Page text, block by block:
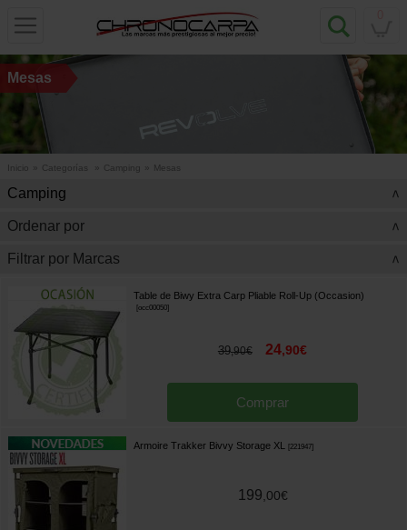
Mesas
Inicio Categorías Camping Mesas
Camping >
Ordenar por >
Filtrar por Marcas >
Table de Biwy Extra Carp Pliable Roll-Up (Occasion)
[occ00050]
39,90€ 24,90€
Comprar
Armoire Trakker Bivvy Storage XL [221947]
199 00€